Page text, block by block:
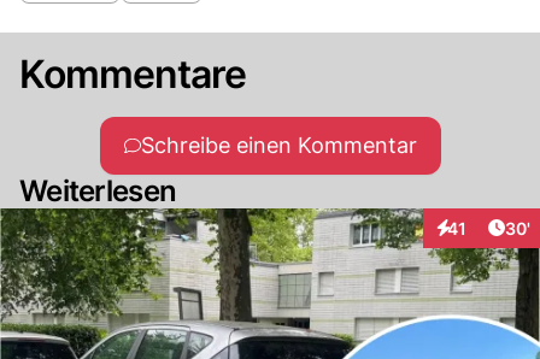
Kommentare
Schreibe einen Kommentar
Weiterlesen
41
Interaktionen
30'